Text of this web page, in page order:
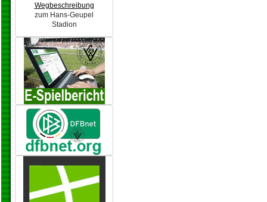
Wegbeschreibung
zum Hans-Geupel
Stadion